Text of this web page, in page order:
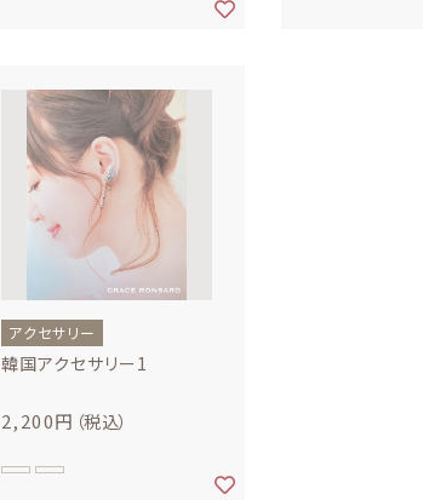
アクセサリー
韓国アクセサリー1
2,200円 （税込）